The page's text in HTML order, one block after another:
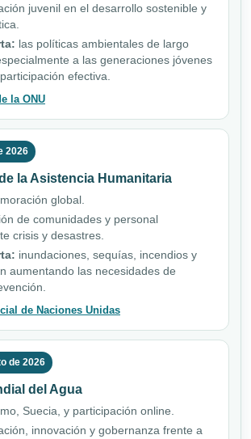
juvenil en el desarrollo sostenible y
las políticas ambientales de largo
a las generaciones jóvenes
efectiva.
la ONU
2026
la Asistencia Humanitaria
global.
de comunidades y personal
crisis y desastres.
inundaciones, sequías, incendios y
aumentando las necesidades de
de Naciones Unidas
de 2026
del Agua
Suecia, y participación online.
innovación y gobernanza frente a